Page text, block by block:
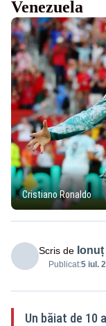
Venezuela
Cristiano Ronaldo
Scris de
Publicat:5 iul.
Un băiat de 10